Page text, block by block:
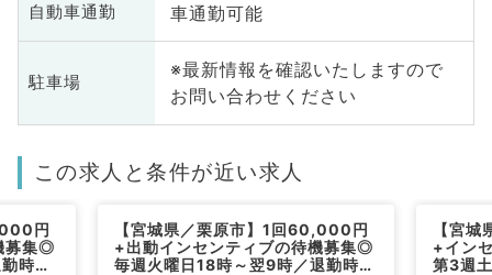
自動車通勤 車通勤可能
駐車場
※最新情報を確認いたしますので
お問い合わせください
この求人と条件が近い求人
円
募集◎
時間
【宮城県／栗原市】1回60,000円
+出動インセンティブの待機募集◎
毎週火曜日18時～翌9時／退勤時間
【宮
+イン
第3週